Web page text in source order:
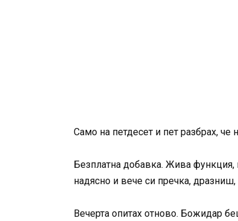
Само на петдесет и пет разбрах, че
Безплатна добавка. Жива функция,
надясно и вече си пречка,
Вечерта опитах отново. Божидар